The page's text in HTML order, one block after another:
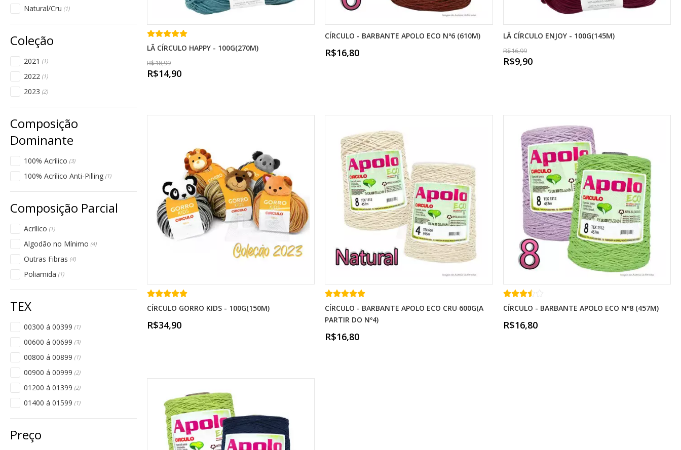
Natural/Cru (1)
2021 (1)
2022 (1)
2023 (2)
100% Acrílico (3)
100% Acrílico Anti-Pilling (1)
Acrílico (1)
Algodão no Mínimo (4)
Outras Fibras (4)
Poliamida (1)
00300 á 00399 (1)
00600 á 00699 (3)
00800 á 00899 (1)
00900 á 00999 (2)
01200 á 01399 (2)
01400 á 01599 (1)
LÃ CÍRCULO HAPPY - 100G(270M)
R$18,99
R$14,90
CÍRCULO - BARBANTE APOLO ECO Nº6 (610M)
R$16,80
LÃ CÍRCULO ENJOY - 100G(145M)
R$16,99
R$9,90
CÍRCULO GORRO KIDS - 100G(150M)
R$34,90
CÍRCULO - BARBANTE APOLO ECO CRU 600G(A
PARTIR DO Nº4)
R$16,80
CÍRCULO - BARBANTE APOLO ECO Nº8 (457M)
R$16,80